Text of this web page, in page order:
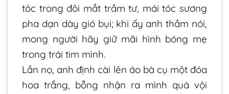
tóc trong đôi mắt trầm tư, mái tóc sương
pha dạn dày gió bụi; khi ấy anh thầm nói,
mong người hãy giữ mãi hình bóng mẹ
trong trái tim mình.
Lần nọ, anh định cài lên áo bà cụ một đóa
hoa trắng, bỗng nhận ra mình quá vội